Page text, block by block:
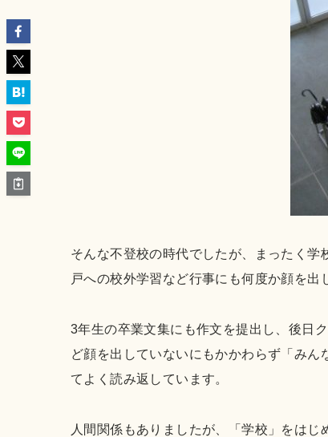
そんな不登校の時代でしたが、まったく
戸への校外学習など行事にも何度か顔を出
3年生の卒業文集にも作文を提出し、後日
ど顔を出していないにもかかわらず「み
てよく読み返しています。
人間関係もありましたが、「学校」をは